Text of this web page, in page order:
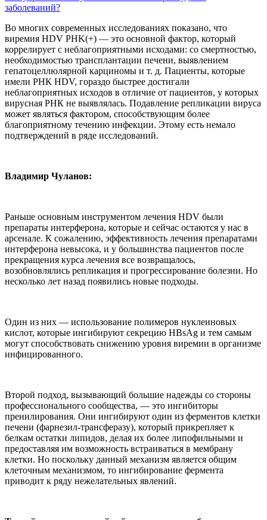
заболеваний?
Во многих современных исследованиях показано, что
виремия HDV PHK(+) — это основной фактор, который
коррелирует с неблагоприятными исходами: со смертностью,
необходимостью трансплантации печени, выявлением
гепатоцеллюлярной карциномы и т. д. Пациенты, которые
имели РНК HDV, гораздо быстрее достигали
неблагоприятных исходов в отличие от пациентов, у которых
вирусная РНК не выявлялась. Подавление репликации вируса
может являться фактором, способствующим более
благоприятному течению инфекции. Этому есть немало
подтверждений в ряде исследований.
Владимир Чуланов:
Раньше основным инструментом лечения HDV были
препараты интерферона, которые и сейчас остаются у нас в
арсенале. К сожалению, эффективность лечения препаратами
интерферона невысока, и у большинства пациентов после
прекращения курса лечения все возвращалось,
возобновлялись репликация и прогрессирование болезни. Но
несколько лет назад появились новые подходы.
Один из них — использование полимеров нуклеиновых
кислот, которые ингибируют секрецию HBsAg и тем самым
могут способствовать снижению уровня виремии в организме
инфицированного.
Второй подход, вызывающий большие надежды со стороны
профессионального сообщества, — это ингибиторы
пренилирования. Они ингибируют один из ферментов клетки
печени (фарнезил-трансферазу), который прикрепляет к
белкам остатки липидов, делая их более липофильными и
предоставляя им возможность встраиваться в мембрану
клетки. Но поскольку данный механизм является общим
клеточным механизмом, то ингибирование фермента
приводит к ряду нежелательных явлений.